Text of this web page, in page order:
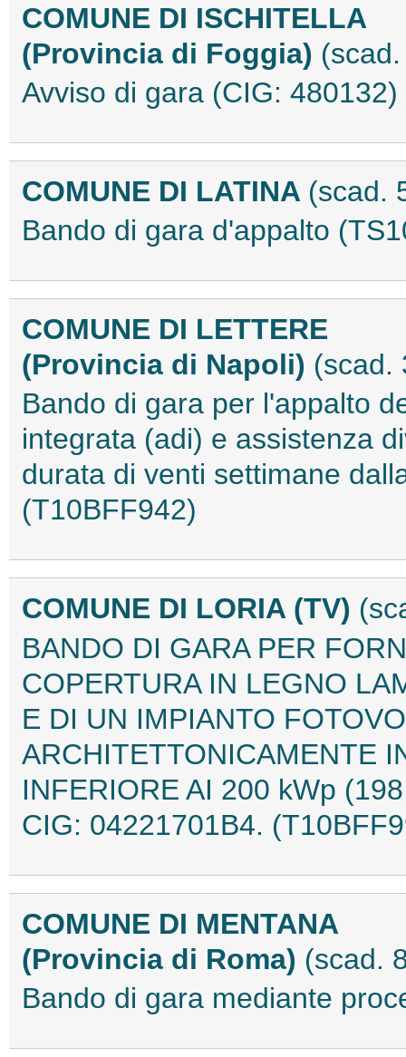
COMUNE DI ISCHITELLA
(Provincia di Foggia)
Avviso di gara (CIG:
COMUNE DI LATINA (scad.
Bando di gara d'appalto
COMUNE DI LETTERE
(Provincia di Napoli) (scad.
Bando di gara per l'appalto
integrata (adi) e assistenza
durata di venti settimane
(T10BFF942)
COMUNE DI LORIA (TV)
BANDO DI GARA PER
COPERTURA IN LEGNO
E DI UN IMPIANTO
ARCHITETTONICAMENTE
INFERIORE AI 200 kWp
CIG: 04221701B4.
COMUNE DI MENTANA
(Provincia di Roma) (scad.
Bando di gara mediante